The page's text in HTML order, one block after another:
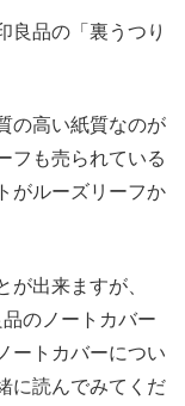
良品の「裏うつり
の高い紙質なのが
フも売られている
がルーズリーフか
が出来ますが、
のノートカバー
ートカバーについ
に読んでみてくだ